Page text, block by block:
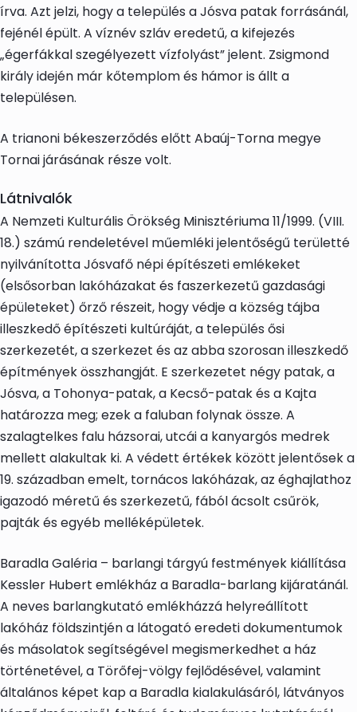
írva. Azt jelzi, hogy a település a Jósva patak forrásánál,
fejénél épült. A víznév szláv eredetű, a kifejezés
„égerfákkal szegélyezett vízfolyást” jelent. Zsigmond
király idején már kőtemplom és hámor is állt a
településen.
A trianoni békeszerződés előtt Abaúj-Torna megye
Tornai járásának része volt.
Látnivalók
A Nemzeti Kulturális Örökség Minisztériuma 11/1999. (VIII.
18.) számú rendeletével műemléki jelentőségű területté
nyilvánította Jósvafő népi építészeti emlékeket
(elsősorban lakóházakat és faszerkezetű gazdasági
épületeket) őrző részeit, hogy védje a község tájba
illeszkedő építészeti kultúráját, a település ősi
szerkezetét, a szerkezet és az abba szorosan illeszkedő
építmények összhangját. E szerkezetet négy patak, a
Jósva, a Tohonya-patak, a Kecső-patak és a Kajta
határozza meg; ezek a faluban folynak össze. A
szalagtelkes falu házsorai, utcái a kanyargós medrek
mellett alakultak ki. A védett értékek között jelentősek a
19. században emelt, tornácos lakóházak, az éghajlathoz
igazodó méretű és szerkezetű, fából ácsolt csűrök,
pajták és egyéb melléképületek.
Baradla Galéria – barlangi tárgyú festmények kiállítása
Kessler Hubert emlékház a Baradla-barlang kijáratánál.
A neves barlangkutató emlékházzá helyreállított
lakóház földszintjén a látogató eredeti dokumentumok
és másolatok segítségével megismerkedhet a ház
történetével, a Törőfej-völgy fejlődésével, valamint
általános képet kap a Baradla kialakulásáról, látványos